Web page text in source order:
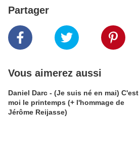
Partager
Vous aimerez aussi
Daniel Darc - (Je suis né en mai) C'est
moi le printemps (+ l'hommage de
Jérôme Reijasse)